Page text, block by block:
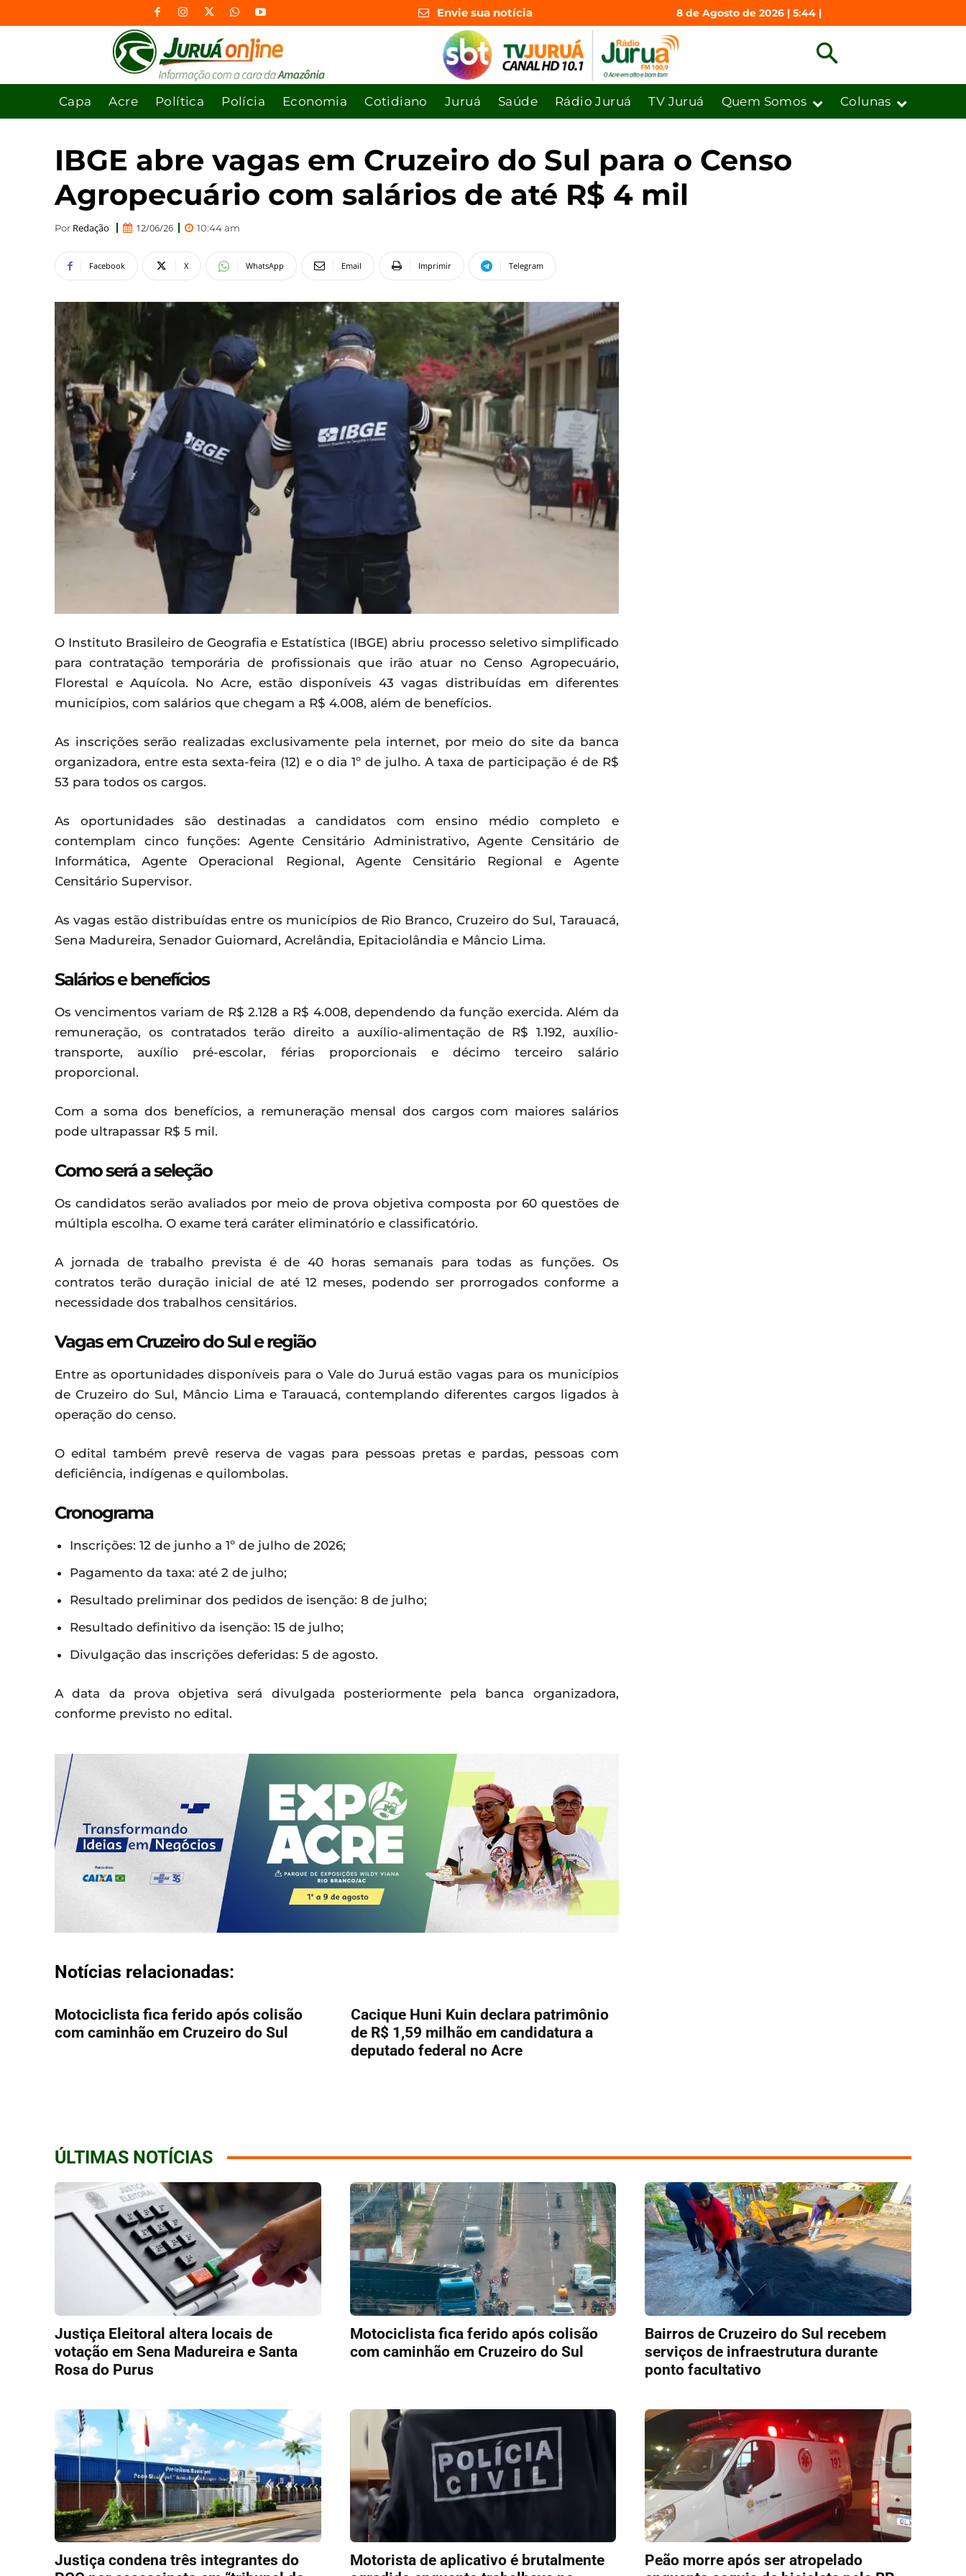
Envie sua notícia 8 de Agosto de 2026 | 5:44 |
Capa Acre Política Polícia Economia Cotidiano Juruá Saúde Rádio Juruá TV Juruá Quem Somos Colunas
IBGE abre vagas em Cruzeiro do Sul para o Censo
Agropecuário com salários de até R$ 4 mil
Por Redação 12/06/26 10:44 am
Facebook X WhatsApp Email Imprimir Telegram
O Instituto Brasileiro de Geografia e Estatística (IBGE) abriu processo seletivo simplificado
para contratação temporária de profissionais que irão atuar no Censo Agropecuário,
Florestal e Aquícola. No Acre, estão disponíveis 43 vagas distribuídas em diferentes
municípios, com salários que chegam a R$ 4.008, além de benefícios.
As inscrições serão realizadas exclusivamente pela internet, por meio do site da banca
organizadora, entre esta sexta-feira (12) e o dia 1º de julho. A taxa de participação é de R$
53 para todos os cargos.
As oportunidades são destinadas a candidatos com ensino médio completo e
contemplam cinco funções: Agente Censitário Administrativo, Agente Censitário de
Informática, Agente Operacional Regional, Agente Censitário Regional e Agente
Censitário Supervisor.
As vagas estão distribuídas entre os municípios de Rio Branco, Cruzeiro do Sul, Tarauacá,
Sena Madureira, Senador Guiomard, Acrelândia, Epitaciolândia e Mâncio Lima.
Salários e benefícios
Os vencimentos variam de R$ 2.128 a R$ 4.008, dependendo da função exercida. Além da
remuneração, os contratados terão direito a auxílio-alimentação de R$ 1.192, auxílio-
transporte, auxílio pré-escolar, férias proporcionais e décimo terceiro salário
proporcional.
Com a soma dos benefícios, a remuneração mensal dos cargos com maiores salários
pode ultrapassar R$ 5 mil.
Como será a seleção
Os candidatos serão avaliados por meio de prova objetiva composta por 60 questões de
múltipla escolha. O exame terá caráter eliminatório e classificatório.
A jornada de trabalho prevista é de 40 horas semanais para todas as funções. Os
contratos terão duração inicial de até 12 meses, podendo ser prorrogados conforme a
necessidade dos trabalhos censitários.
Vagas em Cruzeiro do Sul e região
Entre as oportunidades disponíveis para o Vale do Juruá estão vagas para os municípios
de Cruzeiro do Sul, Mâncio Lima e Tarauacá, contemplando diferentes cargos ligados à
operação do censo.
O edital também prevê reserva de vagas para pessoas pretas e pardas, pessoas com
deficiência, indígenas e quilombolas.
Cronograma
Inscrições: 12 de junho a 1º de julho de 2026;
Pagamento da taxa: até 2 de julho;
Resultado preliminar dos pedidos de isenção: 8 de julho;
Resultado definitivo da isenção: 15 de julho;
Divulgação das inscrições deferidas: 5 de agosto.
A data da prova objetiva será divulgada posteriormente pela banca organizadora,
conforme previsto no edital.
Notícias relacionadas:
Motociclista fica ferido após colisão
com caminhão em Cruzeiro do Sul
Cacique Huni Kuin declara patrimônio
de R$ 1,59 milhão em candidatura a
deputado federal no Acre
ÚLTIMAS NOTÍCIAS
Justiça Eleitoral altera locais de
votação em Sena Madureira e Santa
Rosa do Purus
Motociclista fica ferido após colisão
com caminhão em Cruzeiro do Sul
Bairros de Cruzeiro do Sul recebem
serviços de infraestrutura durante
ponto facultativo
Justiça condena três integrantes do
Motorista de aplicativo é brutalmente
Peão morre após ser atropelado